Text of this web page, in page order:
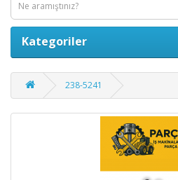
Kategoriler
238-5241